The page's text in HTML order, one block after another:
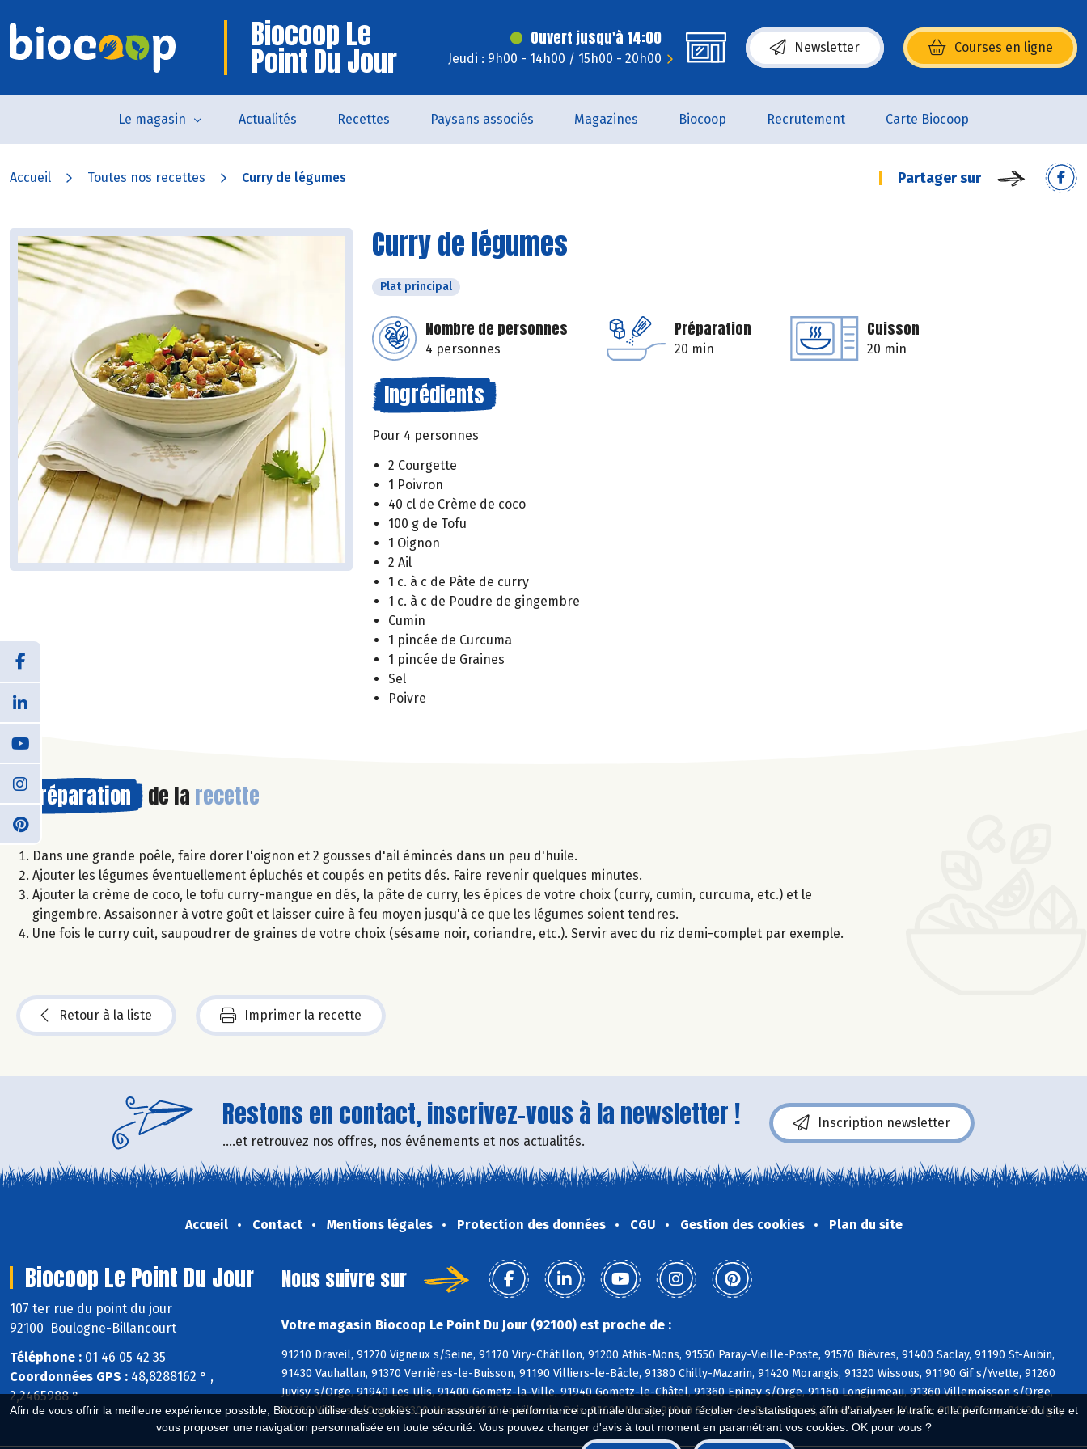
Afin de vous offrir la meilleure expérience possible, Biocoop utilise des cookies : pour assurer une performance optimale du site, pour récolter des statistiques afin d'analyser le trafic et la performance du site et
vous proposer une navigation personnalisée en toute sécurité. Vous pouvez changer d'avis à tout moment en paramétrant vos cookies. OK pour vous ?
Biocoop Le
Point Du Jour
Ouvert jusqu'à 14:00
Jeudi : 9h00 - 14h00 / 15h00 - 20h00
Newsletter Courses en ligne
(s’ouvre dans une nouvelle fenêtre)
Le magasin Actualités Recettes Paysans associés Magazines Biocoop Recrutement Carte Biocoop
Accueil Toutes nos recettes Curry de légumes Partager sur
Curry de légumes
Plat principal
Nombre de personnes
4 personnes
Préparation
20 min
Cuisson
20 min
Ingrédients
Pour 4 personnes
2 Courgette
1 Poivron
40 cl de Crème de coco
100 g de Tofu
1 Oignon
2 Ail
1 c. à c de Pâte de curry
1 c. à c de Poudre de gingembre
Cumin
1 pincée de Curcuma
1 pincée de Graines
Sel
Poivre
Préparation de la recette
Dans une grande poêle, faire dorer l'oignon et 2 gousses d'ail émincés dans un peu d'huile.
Ajouter les légumes éventuellement épluchés et coupés en petits dés. Faire revenir quelques minutes.
Ajouter la crème de coco, le tofu curry-mangue en dés, la pâte de curry, les épices de votre choix (curry, cumin, curcuma, etc.) et le
gingembre. Assaisonner à votre goût et laisser cuire à feu moyen jusqu'à ce que les légumes soient tendres.
Une fois le curry cuit, saupoudrer de graines de votre choix (sésame noir, coriandre, etc.). Servir avec du riz demi-complet par exemple.
Retour à la liste Imprimer la recette
Restons en contact, inscrivez-vous à la newsletter !
....et retrouvez nos offres, nos événements et nos actualités.
Inscription newsletter
Accueil Contact Mentions légales Protection des données CGU Gestion des cookies Plan du site
Biocoop Le Point Du Jour
107 ter rue du point du jour
92100 Boulogne-Billancourt
Téléphone : 01 46 05 42 35
Coordonnées GPS : 48,8288162 ° ,
2,2465988 °
Nous suivre sur
Votre magasin Biocoop Le Point Du Jour (92100) est proche de :
91210 Draveil, 91270 Vigneux s/Seine, 91170 Viry-Châtillon, 91200 Athis-Mons, 91550 Paray-Vieille-Poste, 91570 Bièvres, 91400 Saclay, 91190 St-Aubin,
91430 Vauhallan, 91370 Verrières-le-Buisson, 91190 Villiers-le-Bâcle, 91380 Chilly-Mazarin, 91420 Morangis, 91320 Wissous, 91190 Gif s/Yvette, 91260
Juvisy s/Orge, 91940 Les Ulis, 91400 Gometz-la-Ville, 91940 Gometz-le-Châtel, 91360 Epinay s/Orge, 91160 Longjumeau, 91360 Villemoisson s/Orge,
91700 Villiers s/Orge, 91300 Massy, 91620 La Ville-du-Bois, 91620 Nozay, 91940 St-Jean-de-Beauregard, 91440 Bures s/Yvette, 91400 Orsay, 91430 Igny